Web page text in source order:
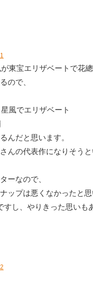
東宝エリザベートで花
ので、
風でエリザベート
んだと思います。
んの代表作になりそう
ーなので、
ップは悪くなかったと思
すし、やりきった思いも